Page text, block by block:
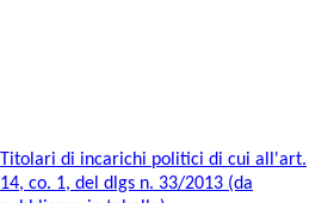
Titolari di incarichi politici di cui all'art.
14, co. 1, del dlgs n. 33/2013 (da